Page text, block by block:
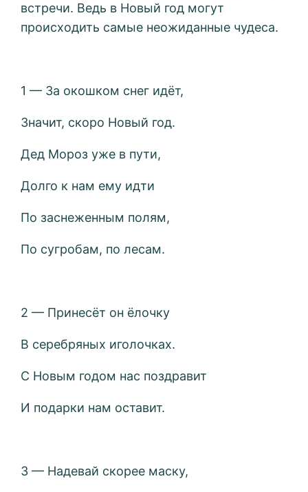
встречи. Ведь в Новый год могут
происходить самые неожиданные чудеса.
1 — За окошком снег идёт,
Значит, скоро Новый год.
Дед Мороз уже в пути,
Долго к нам ему идти
По заснеженным полям,
По сугробам, по лесам.
2 — Принесёт он ёлочку
В серебряных иголочках.
С Новым годом нас поздравит
И подарки нам оставит.
3 — Надевай скорее маску,